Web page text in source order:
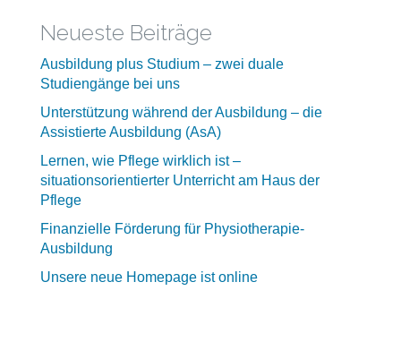
Neueste Beiträge
Ausbildung plus Studium – zwei duale
Studiengänge bei uns
Unterstützung während der Ausbildung – die
Assistierte Ausbildung (AsA)
Lernen, wie Pflege wirklich ist –
situationsorientierter Unterricht am Haus der
Pflege
Finanzielle Förderung für Physiotherapie-
Ausbildung
Unsere neue Homepage ist online